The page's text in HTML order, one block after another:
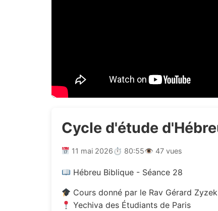
Cycle d'étude
11 mai 2026⏱ 80:55👁 47 vues
Hébreu Biblique - Séance 28
Cours donné par le Rav Gérard Zyzek
Yechiva des Étudiants de Paris